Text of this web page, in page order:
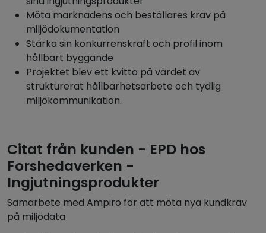
Möta marknadens och beställares krav på
miljödokumentation
Stärka sin konkurrenskraft och profil inom
hållbart byggande
Projektet blev ett kvitto på värdet av
strukturerat hållbarhetsarbete och tydlig
miljökommunikation.
Citat från kunden - EPD hos
Forshedaverken -
Ingjutningsprodukter
Samarbete med Ampiro för att möta nya kundkrav
på miljödata